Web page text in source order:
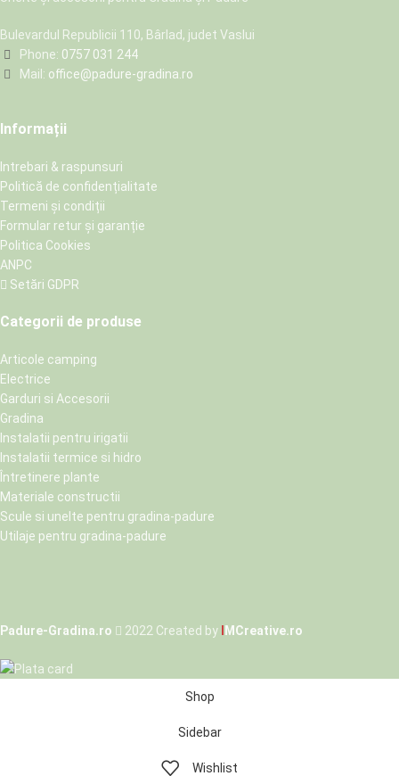
Bulevardul Republicii 110, Bârlad, judet Vaslui
Phone: 0757 031 244
Mail: office@padure-gradina.ro
Informații
Intrebari & raspunsuri
Politică de confidențialitate
Termeni și condiții
Formular retur și garanție
Politica Cookies
ANPC
Setări GDPR
Categorii de produse
Articole camping
Electrice
Garduri si Accesorii
Gradina
Instalatii pentru irigatii
Instalatii termice si hidro
Întretinere plante
Materiale constructii
Scule si unelte pentru gradina-padure
Utilaje pentru gradina-padure
Padure-Gradina.ro 2022 Created by IMCreative.ro
Shop
Sidebar
Wishlist